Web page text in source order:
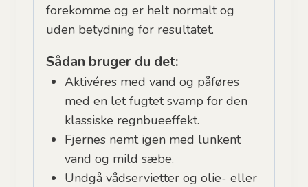
forekomme og er helt normalt og
uden betydning for resultatet.
Sådan bruger du det:
Aktivéres med vand og påføres
med en let fugtet svamp for den
klassiske regnbueeffekt.
Fjernes nemt igen med lunkent
vand og mild sæbe.
Undgå vådservietter og olie- eller